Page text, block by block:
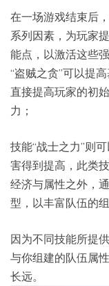
在一场游戏结束后
系列因素，为玩家
能点，以激活这些
“盗贼之贪”可以提
直接提高玩家的初
力；
技能“战士之力”则
害得到提高，此类
经济与属性之外，
型，以丰富队伍的组
因为不同技能所提
与你组建的队伍属
长远。